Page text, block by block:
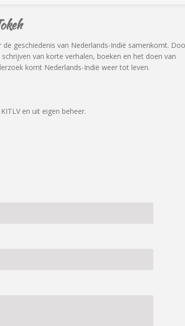
de geschiedenis van Nederlands-Indië samenkomt.
van korte verhalen, boeken en het doen van
komt Nederlands-Indië weer tot leven.
en uit eigen beheer.